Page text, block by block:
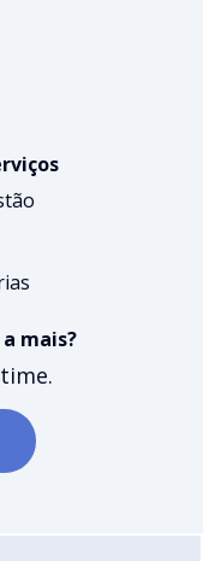
mais?